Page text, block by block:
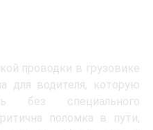
проводки в грузовике
для водителя, которую
без специального
поломка в пути,